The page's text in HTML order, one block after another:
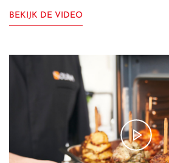
BEKIJK DE VIDEO